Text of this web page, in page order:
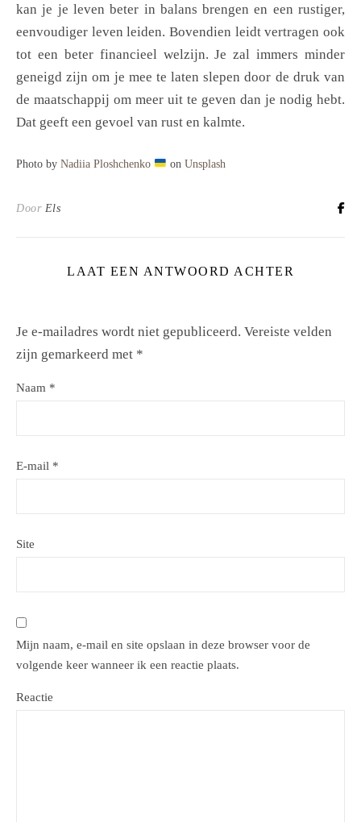
kan je je leven beter in balans brengen en een rustiger,
eenvoudiger leven leiden. Bovendien leidt vertragen ook
tot een beter financieel welzijn. Je zal immers minder
geneigd zijn om je mee te laten slepen door de druk van
de maatschappij om meer uit te geven dan je nodig hebt.
Dat geeft een gevoel van rust en kalmte.
Photo by Nadiia Ploshchenko onUnsplash
Door Els
LAAT EEN ANTWOORD ACHTER
Je e-mailadres wordt niet gepubliceerd. Vereiste velden
zijn gemarkeerd met *
Naam *
E-mail *
Site
Mijn naam, e-mail en site opslaan in deze browser voor de
volgende keer wanneer ik een reactie plaats.
Reactie